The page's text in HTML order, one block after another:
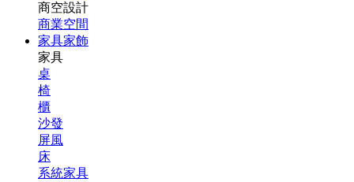
商空設計
商業空間
家具家飾
家具
桌
椅
櫃
沙發
屏風
床
系統家具